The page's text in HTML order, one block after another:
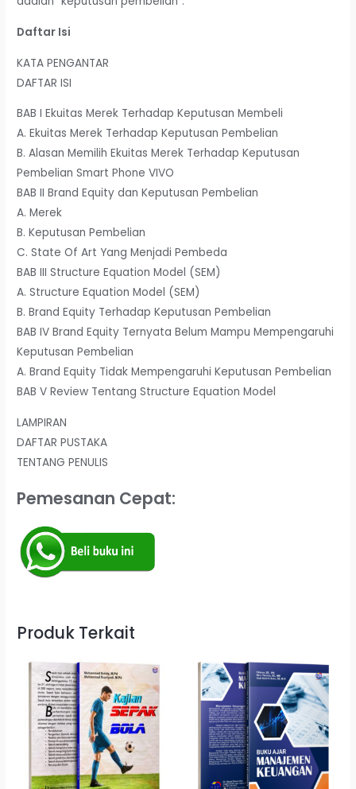
Daftar Isi
KATA PENGANTAR
DAFTAR ISI
BAB I Ekuitas Merek Terhadap Keputusan Membeli
A. Ekuitas Merek Terhadap Keputusan Pembelian
B. Alasan Memilih Ekuitas Merek Terhadap Keputusan
Pembelian Smart Phone VIVO
BAB II Brand Equity dan Keputusan Pembelian
A. Merek
B. Keputusan Pembelian
C. State Of Art Yang Menjadi Pembeda
BAB III Structure Equation Model (SEM)
A. Structure Equation Model (SEM)
B. Brand Equity Terhadap Keputusan Pembelian
BAB IV Brand Equity Ternyata Belum Mampu Mempengaruhi
Keputusan Pembelian
A. Brand Equity Tidak Mempengaruhi Keputusan Pembelian
BAB V Review Tentang Structure Equation Model
LAMPIRAN
DAFTAR PUSTAKA
TENTANG PENULIS
Pemesanan Cepat:
Produk Terkait